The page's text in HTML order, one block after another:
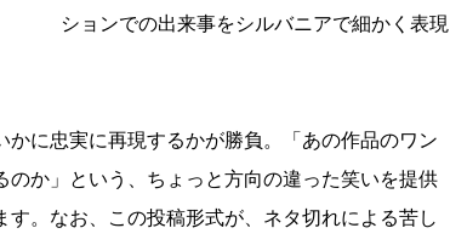
ションでの出来事をシルバニアで細かく表現
かに忠実に再現するかが勝負。「あの作品のワン
のか」という、ちょっと方向の違った笑いを提供
。なお、この投稿形式が、ネタ切れによる苦し